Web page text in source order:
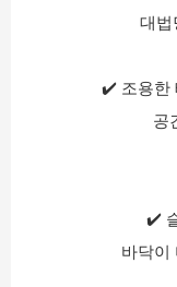
대법
✔️ 조용한
공
✔️
바닥이